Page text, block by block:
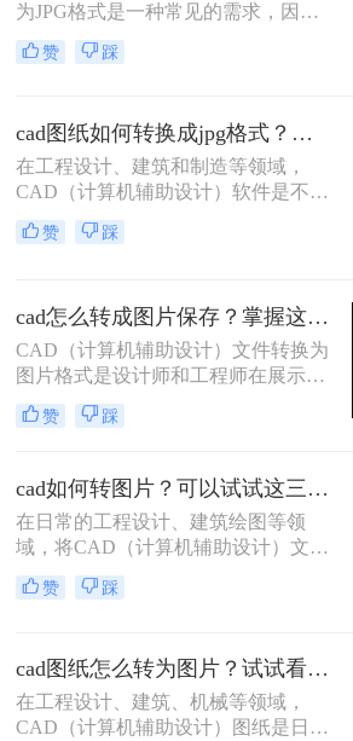
为JPG格式是一种常见的需求，因为
JPG格式便于在网页、社交媒体和移
动设备上展示和分享。那么cad怎么转
JPG的任务。
赞 踩
cad图纸如何转换成jpg格式？试试看这三种转换方式！
在工程设计、建筑和制造等领域，
CAD（计算机辅助设计）软件是不可
或缺的工具。然而，在某些情况下，
我们可能需要将CAD图纸转换为JPG
查看。那么cad图纸如何转换成jpg格
式呢？本文将详细介绍三种将CAD图
纸转换为JPG图片的方法。
赞 踩
cad怎么转成图片保存？掌握这二招就够了！
CAD（计算机辅助设计）文件转换为
图片格式是设计师和工程师在展示设
计成果时经常遇到的需求。图片格式
因其良好的兼容性和易分享性，成为
理想选择。那么cad怎么转成图片保存
呢？本文将介绍两种将CAD文件转换
为图片的实用方法。
赞 踩
cad如何转图片？可以试试这三个方法！
在日常的工程设计、建筑绘图等领
域，将CAD（计算机辅助设计）文件
转换为图片格式是一项常见的任务。
图片格式如JPG、PNG等具有广泛的
文将介绍三种将CAD文件转换为图片
的方法。
赞 踩
cad图纸怎么转为图片？试试看这3个转换方法！
在工程设计、建筑、机械等领域，
CAD（计算机辅助设计）图纸是日常